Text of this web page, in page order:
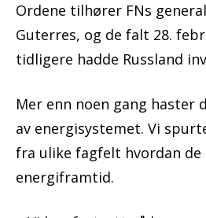
Ordene tilhører FNs
Guterres, og de falt 28.
tidligere hadde Russland
Mer enn noen gang haster
av energisystemet. Vi
fra ulike fagfelt hvordan de
energiframtid.